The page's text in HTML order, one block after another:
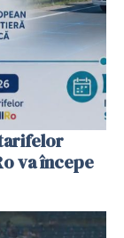
va începe